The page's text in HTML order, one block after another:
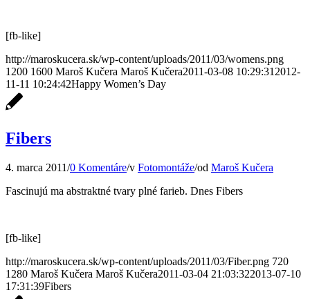
[fb-like]
http://maroskucera.sk/wp-content/uploads/2011/03/womens.png
1200 1600 Maroš Kučera Maroš Kučera2011-03-08 10:29:31 2012-
11-11 10:24:42Happy Women’s Day
Fibers
4. marca 2011/0 Komentáre/v Fotomontáže/od Maroš Kučera
Fascinujú ma abstraktné tvary plné farieb. Dnes Fibers
[fb-like]
http://maroskucera.sk/wp-content/uploads/2011/03/Fiber.png 720
1280 Maroš Kučera Maroš Kučera2011-03-04 21:03:322013-07-10
17:31:39Fibers